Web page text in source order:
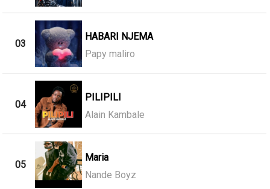
03
HABARI NJEMA
Papy maliro
04
PILIPILI
Alain Kambale
05
Maria
Nande Boyz